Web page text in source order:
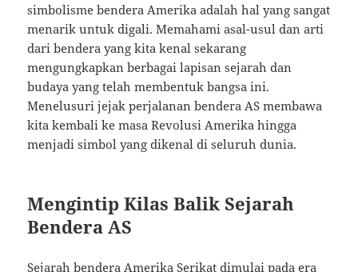
simbolisme bendera Amerika adalah hal yang sangat
menarik untuk digali. Memahami asal-usul dan arti
dari bendera yang kita kenal sekarang
mengungkapkan berbagai lapisan sejarah dan
budaya yang telah membentuk bangsa ini.
Menelusuri jejak perjalanan bendera AS membawa
kita kembali ke masa Revolusi Amerika hingga
menjadi simbol yang dikenal di seluruh dunia.
Mengintip Kilas Balik Sejarah
Bendera AS
Sejarah bendera Amerika Serikat dimulai pada era